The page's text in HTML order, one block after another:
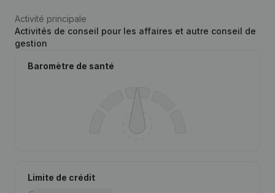
Activité principale
Activités de conseil pour les affaires et autre conseil de
gestion
Baromètre de santé
Limite de crédit